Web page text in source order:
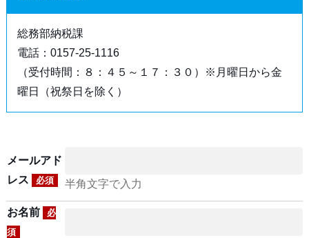
総務部納税課
電話：0157-25-1116
（受付時間：８：４５～１７：３０）※月曜日から金
曜日（祝祭日を除く）
メールアド
レス
必須 半角文字で入力
お名前
必
須